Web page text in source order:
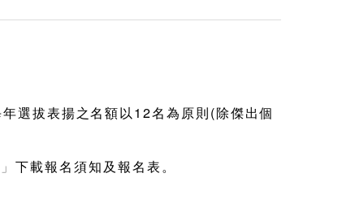
選拔表揚之名額以12名為原則(除傑出個
」下載報名須知及報名表。